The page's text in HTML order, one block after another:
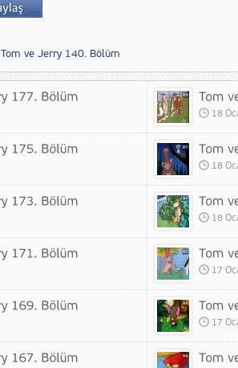
Tom ve Jerry 140. Bölüm
18
18
18
17
17